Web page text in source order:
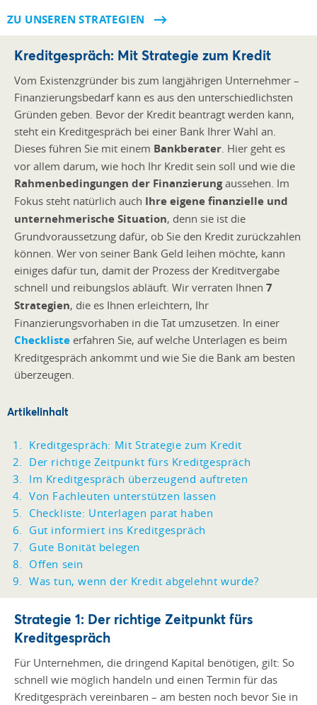
ZU UNSEREN STRATEGIEN
Kreditgespräch: Mit Strategie zum Kredit
Vom Existenzgründer bis zum langjährigen Unternehmer –
Finanzierungsbedarf kann es aus den unterschiedlichsten
Gründen geben. Bevor der Kredit beantragt werden kann,
steht ein Kreditgespräch bei einer Bank Ihrer Wahl an.
Dieses führen Sie mit einem Bankberater . Hier geht es
vor allem darum, wie hoch Ihr Kredit sein soll und wie die
Rahmenbedingungen der Finanzierungaussehen. Im
Fokus steht natürlich auch Ihre eigene finanzielle und
unternehmerische Situation, denn sie ist die
Grundvoraussetzung dafür, ob Sie den Kredit zurückzahlen
können. Wer von seiner Bank Geld leihen möchte, kann
einiges dafür tun, damit der Prozess der Kreditvergabe
schnell und reibungslos abläuft. Wir verraten Ihnen 7
Strategien, die es Ihnen erleichtern, Ihr
Finanzierungsvorhaben in die Tat umzusetzen. In einer
Checkliste erfahren Sie, auf welche Unterlagen es beim
Kreditgespräch ankommt und wie Sie die Bank am besten
überzeugen.
Artikelinhalt
Kreditgespräch: Mit Strategie zum Kredit
Der richtige Zeitpunkt fürs Kreditgespräch
Im Kreditgespräch überzeugend auftreten
Von Fachleuten unterstützen lassen
Checkliste: Unterlagen parat haben
Gut informiert ins Kreditgespräch
Gute Bonität belegen
Offen sein
Was tun, wenn der Kredit abgelehnt wurde?
Strategie 1: Der richtige Zeitpunkt fürs
Kreditgespräch
Für Unternehmen, die dringend Kapital benötigen, gilt: So
schnell wie möglich handeln und einen Termin für das
Kreditgespräch vereinbaren – am besten noch bevor Sie in